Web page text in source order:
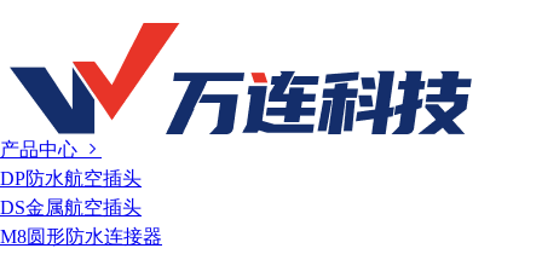
产品中心
DP防水航空插头
DS金属航空插头
M8圆形防水连接器